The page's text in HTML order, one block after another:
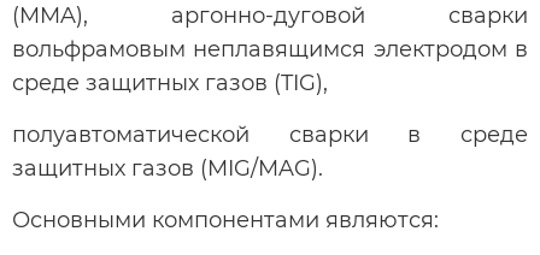
(MMA), аргонно-дуговой сварки
вольфрамовым неплавящимся электродом в
среде защитных газов (TIG),
полуавтоматической сварки в среде
защитных газов (MIG/MAG).
Основными компонентами являются: